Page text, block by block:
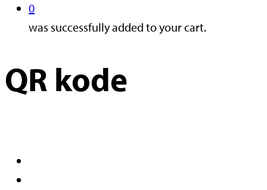
0
was successfully added to your cart.
QR kode